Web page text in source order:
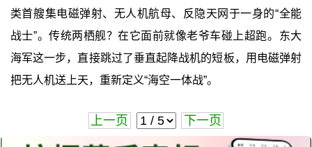
类首艘集电磁弹射、无人机航母、反隐天网于一身的“全能
战士”。传统两栖舰？在它面前就像老爷车碰上超跑。东大
海军这一步，直接跳过了垂直起降战机的短板，用电磁弹射
把无人机送上天，重新定义“海空一体战”。
上一页 下一页